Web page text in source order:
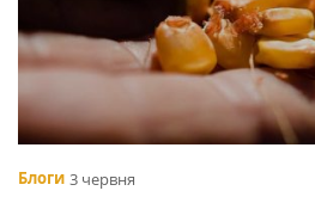
Блоги 3 червня